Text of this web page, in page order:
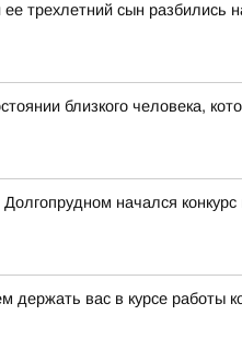
трехлетний сын разбились
близкого человека,
начался
держать вас в курсе работы